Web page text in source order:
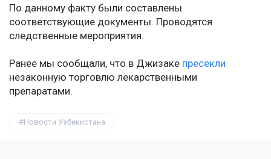
По данному факту были составлены
соответствующие документы. Проводятся
следственные мероприятия.
Ранее мы сообщали, что в Джизаке пресекли
незаконную торговлю лекарственными
препаратами.
Новости Узбекистана